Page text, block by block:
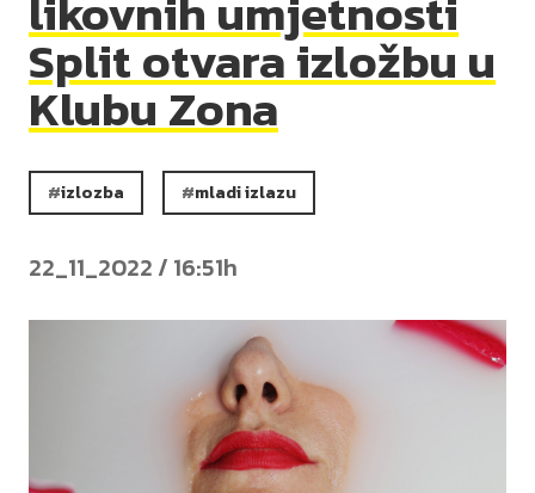
Split otvara izložbu u
Klubu Zona
izlozba mladi izlazu
22_11_2022 / 16:51h